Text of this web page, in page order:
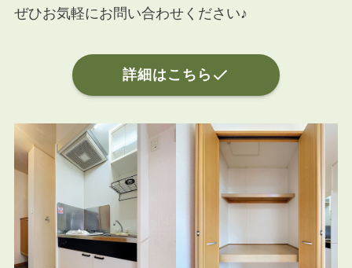
ぜひお気軽にお問い合わせください♪
詳細はこちら